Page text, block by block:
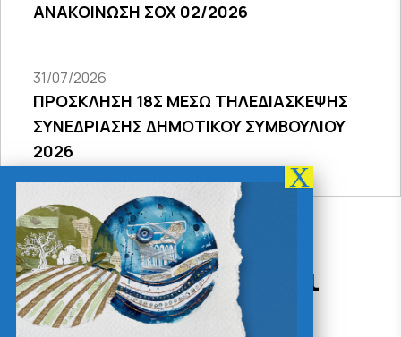
ΑΝΑΚΟΙΝΩΣΗ ΣΟΧ 02/2026
31/07/2026
ΠΡΟΣΚΛΗΣΗ 18Σ ΜΕΣΩ ΤΗΛΕΔΙΑΣΚΕΨΗΣ
ΣΥΝΕΔΡΙΑΣΗΣ ΔΗΜΟΤΙΚΟΥ ΣΥΜΒΟΥΛΙΟΥ
2026
Δράσεις - Χρήσιμοι
Σύνδεσμοι